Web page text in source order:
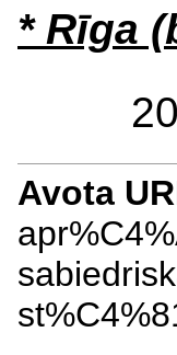
* Rīga
Avota